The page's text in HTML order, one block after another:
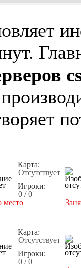
Карта:
Отсутствует
Игроки:
0 / 0
место
Карта:
Отсутствует
Игроки:
0 / 0